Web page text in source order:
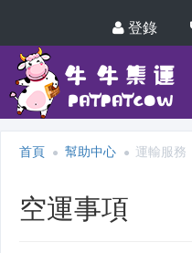
登錄
首頁 幫助中心 運輸服務
空運事項